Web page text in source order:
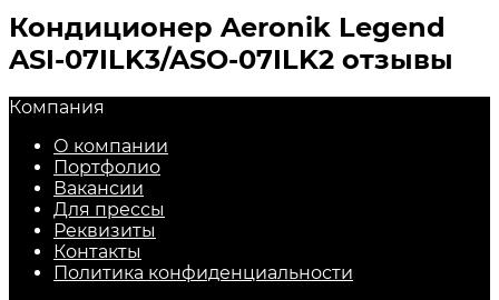
Кондиционер Aeronik Legend
ASI-07ILK3/ASO-07ILK2 отзывы
Компания
О компании
Портфолио
Вакансии
Для прессы
Реквизиты
Контакты
Политика конфиденциальности